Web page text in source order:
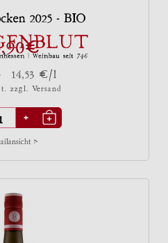
2025 - BIO
€
14,53 €/l
zzgl. Versand
+
>